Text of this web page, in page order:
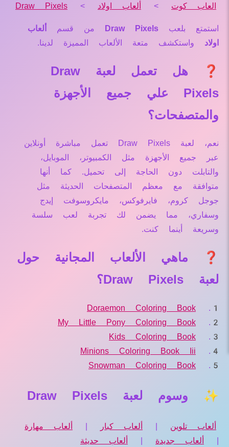
العاب كوت > ألعاب اولاد >
Draw Pixels
استمتع بلعب Draw Pixels من قسم
ألعاب
اولاد واستكشف متعة الألعاب المميزة لدينا.
❓ هل تعمل لعبة Draw
Pixels علي جميع الأجهزة
والمتصفحات؟
نعم، لعبة Draw Pixels تعمل مباشرة أونلاين
عبر جميع الأجهزة مثل الكمبيوتر، الموبايل،
والتابلت دون الحاجة إلى تحميل. كما أنها
متوافقة مع معظم المتصفحات الحديثة مثل
جوجل كروم، فايرفوكس، مايكروسوفت إيدج
وسفاري، مما يضمن لك تجربة لعب سلسة
وسريعة أينما كنت.
❓ ماهي الألعاب المجانية حول
لعبة Draw Pixels؟
Doraemon Coloring Book
My Little Pony Coloring Book
Kids Coloring Book
Minions Coloring Book Iii
Snowman Coloring Book
✨ وسوم لعبة Draw Pixels
ألعاب تلوين ألعاب كبار
ألعاب مهارة
ألعاب جديدة ألعاب حديثة